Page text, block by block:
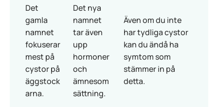
Det
gamla
namnet
fokuserar
mest på
cystor på
äggstock
arna.
Det nya
namnet
tar även
upp
hormoner
och
ämnesom
sättning.
Även om du inte
har tydliga cystor
kan du ändå ha
symtom som
stämmer in på
detta.